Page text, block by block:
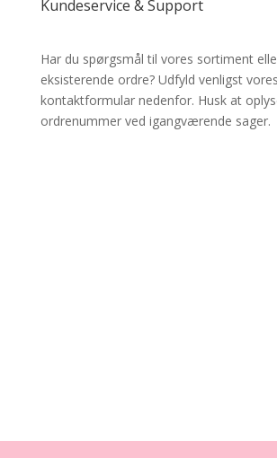
Kundeservice & Support
Har du spørgsmål til vores sortiment
eksisterende ordre? Udfyld venligst vores
kontaktformular nedenfor. Husk at
ordrenummer ved igangværende sager.